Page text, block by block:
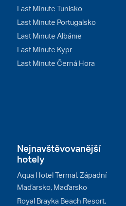
Last Minute Tunisko
Last Minute Portugalsko
Last Minute Albánie
Last Minute Kypr
Last Minute Černá Hora
Nejnavštěvovanější
hotely
Aqua Hotel Termal, Západní
Maďarsko, Maďarsko
Royal Brayka Beach Resort,